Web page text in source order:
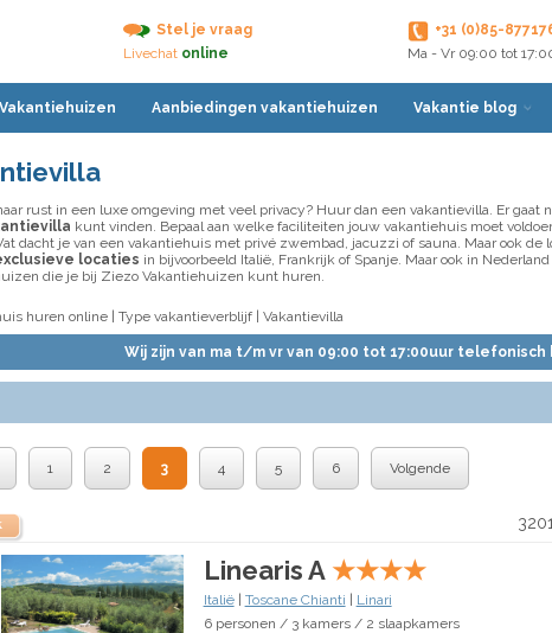
Stel je vraag
Livechat online
+31 (0)85-
Ma - Vr 09:00 tot
Aanbiedingen vakantiehuizen Vakantie blog
rust in een luxe omgeving met veel privacy? Huur dan een vakantievilla. Er gaat
kunt vinden. Bepaal aan welke faciliteiten jouw vakantiehuis moet
dacht je van een vakantiehuis met privé zwembad, jacuzzi of sauna. Maar ook
locaties in bijvoorbeeld Italië, Frankrijk of Spanje. Maar ook in
die je bij Ziezo Vakantiehuizen kunt huren.
huren online Type vakantieverblijf | Vakantievilla
Wij zijn van ma t/m vr van 09:00 tot 17:00uur telefonisch
1 2 3 4 5 6 Volgende
Linearis A ★★★★
Italië| Toscane Chianti
Linari
6 personen / 3 kamers / 2 slaapkamers